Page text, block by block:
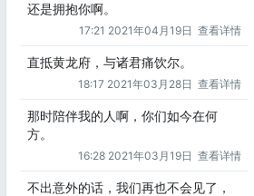
还是拥抱你啊。
17:21 2021年04月19日 查看详情
直抵黄龙府，与诸君痛饮尔。
18:17 2021年03月28日 查看详情
那时陪伴我的人啊，你们如今在何
方。
16:28 2021年03月19日 查看详情
不出意外的话，我们再也不会见了，